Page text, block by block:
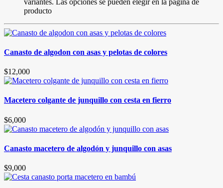
producto
Canasto de algodon con asas y pelotas de colores
$12,000
Macetero colgante de junquillo con cesta en fierro
$6,000
Canasto macetero de algodón y junquillo con asas
$9,000